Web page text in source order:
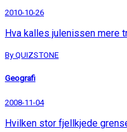
2010-10-26
Hva kalles julenissen mere
By QUIZSTONE
Geografi
2008-11-04
Hvilken stor fjellkjede